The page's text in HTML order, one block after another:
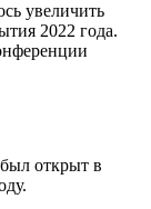
увеличить
2022 года.
открыт в